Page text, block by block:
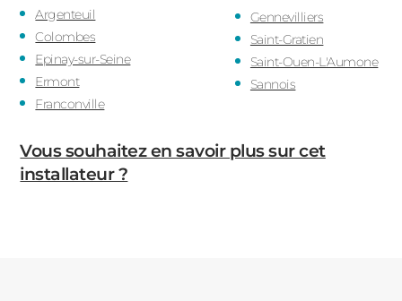
Argenteuil
Colombes
Epinay-sur-Seine
Ermont
Franconville
Gennevilliers
Saint-Gratien
Saint-Ouen-L'Aumone
Sannois
Vous souhaitez en savoir plus sur cet
installateur ?